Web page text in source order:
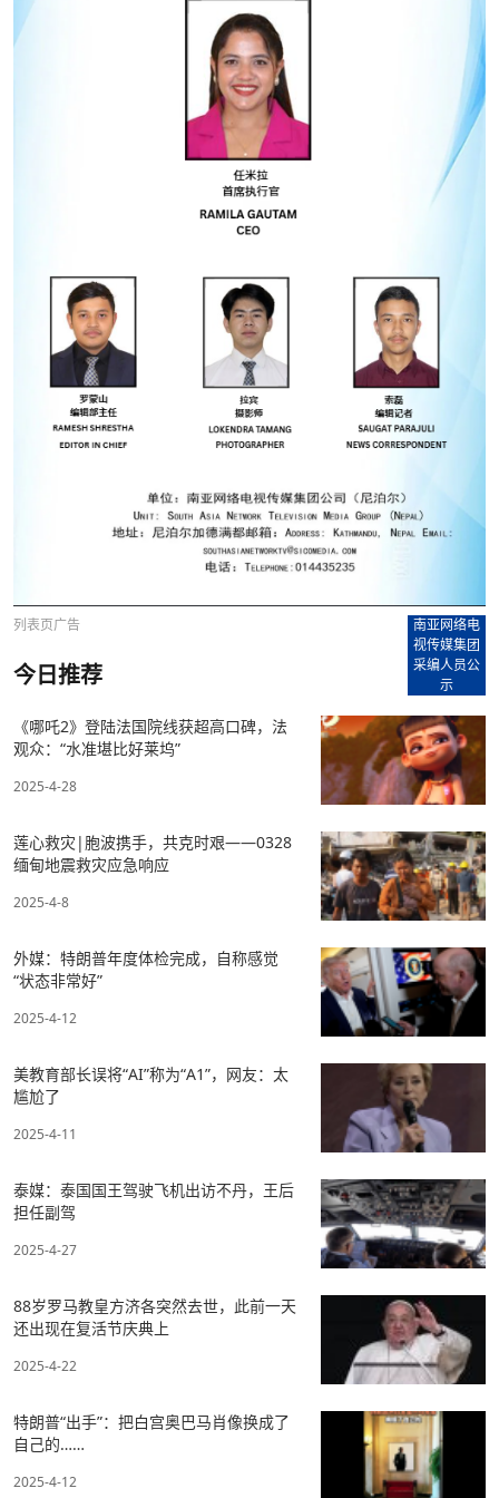
列表页广告
南亚网络电
视传媒集团
采编人员公
示
今日推荐
《哪吒2》登陆法国院线获超高口碑，法
观众：“水准堪比好莱坞”
2025-4-28
莲心救灾|胞波携手，共克时艰——0328
缅甸地震救灾应急响应
2025-4-8
外媒：特朗普年度体检完成，自称感觉
“状态非常好”
2025-4-12
美教育部长误将“AI”称为“A1”，网友：太
尴尬了
2025-4-11
泰媒：泰国国王驾驶飞机出访不丹，王后
担任副驾
2025-4-27
88岁罗马教皇方济各突然去世，此前一天
还出现在复活节庆典上
2025-4-22
特朗普“出手”：把白宫奥巴马肖像换成了
自己的……
2025-4-12